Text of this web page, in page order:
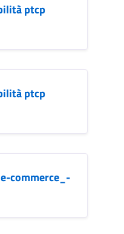
ptcp
ptcp
commerce_-